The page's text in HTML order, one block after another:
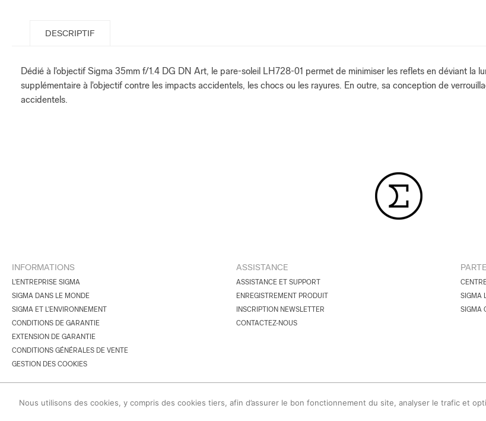
Nous utilisons des cookies, y compris des cookies tiers, afin d’assurer le bon fonctionnement du site, analyser le trafic et
DESCRIPTIF
Dédié à l'objectif Sigma 35mm f/1.4 DG DN Art, le pare-soleil LH728-01 permet de minimiser les reflets en déviant la
supplémentaire à l'objectif contre les impacts accidentels, les chocs ou les rayures. En outre, sa conception de
accidentels.
INFORMATIONS
L'ENTREPRISE SIGMA
SIGMA DANS LE MONDE
SIGMA ET L'ENVIRONNEMENT
CONDITIONS DE GARANTIE
EXTENSION DE GARANTIE
CONDITIONS GÉNÉRALES DE VENTE
GESTION DES COOKIES
ASSISTANCE
ASSISTANCE ET SUPPORT
ENREGISTREMENT PRODUIT
INSCRIPTION NEWSLETTER
CONTACTEZ-NOUS
SIGMA
SIGMA
Tous droits réservés.